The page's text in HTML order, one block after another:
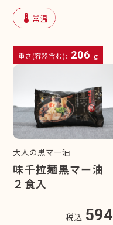
device_thermostat 常温
重さ(容器含む): 206 g
大人の黒マー油
味千拉麺黒マー油
２食入
税込 594